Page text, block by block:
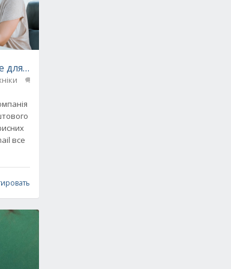
кращої продуктивності Gmail
все